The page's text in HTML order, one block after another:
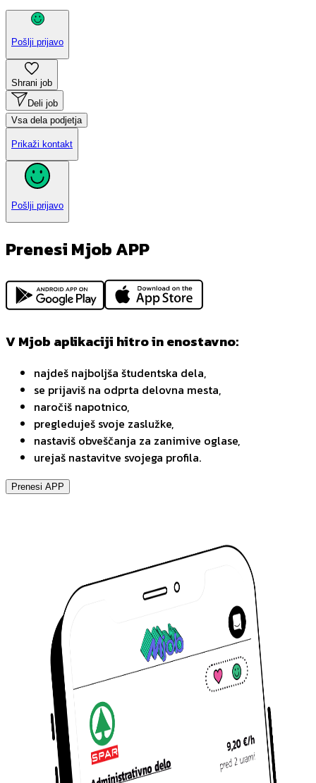
Pošlji prijavo
Shrani job
Deli job
Vsa dela podjetja
Prikaži kontakt
Pošlji prijavo
Prenesi Mjob APP
V Mjob aplikaciji hitro in enostavno:
najdeš najboljša študentska dela,
se prijaviš na odprta delovna mesta,
naročiš napotnico,
pregleduješ svoje zaslužke,
nastaviš obveščanja za zanimive oglase,
urejaš nastavitve svojega profila.
Prenesi APP